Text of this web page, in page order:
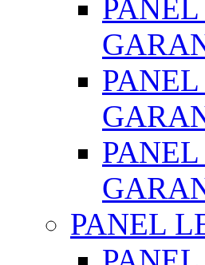
PANEL